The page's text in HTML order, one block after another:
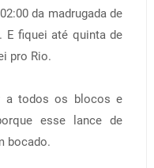
da madrugada de
E fiquei até quinta de
pro Rio.
a todos os blocos e
esse lance de
bocado.